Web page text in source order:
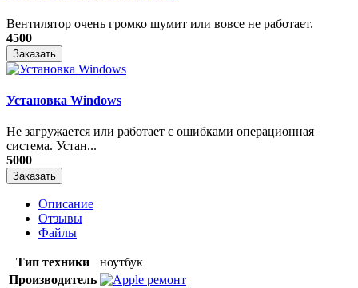
Вентилятор очень громко шумит или вовсе не работает.
4500
Заказать
Установка Windows
Не загружается или работает с ошибками операционная
система. Устан...
5000
Заказать
Описание
Отзывы
Файлы
Тип техники
ноутбук
Производитель